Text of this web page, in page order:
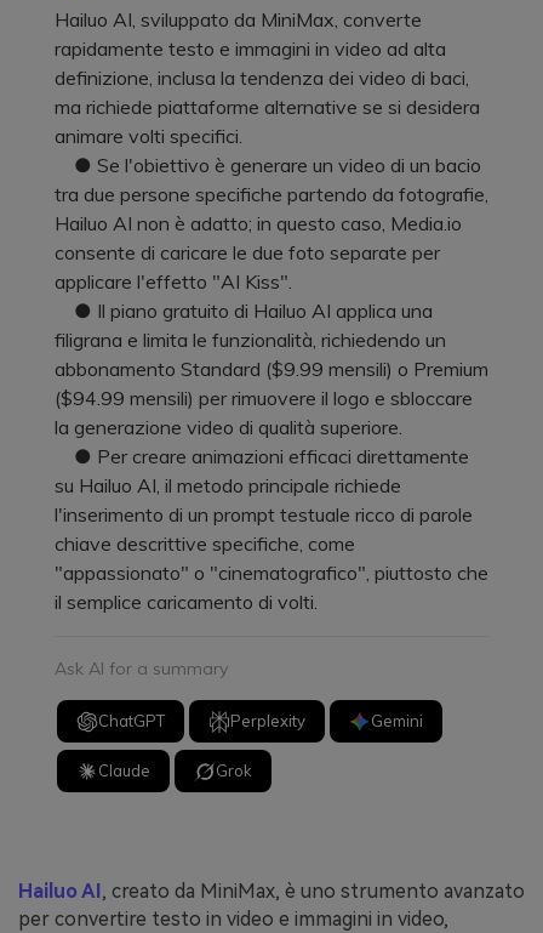
Hailuo AI, sviluppato da MiniMax, converte
rapidamente testo e immagini in video ad alta
definizione, inclusa la tendenza dei video di baci,
ma richiede piattaforme alternative se si desidera
animare volti specifici.
● Se l'obiettivo è generare un video di un bacio
tra due persone specifiche partendo da fotografie,
Hailuo AI non è adatto; in questo caso, Media.io
consente di caricare le due foto separate per
applicare l'effetto "AI Kiss".
● Il piano gratuito di Hailuo AI applica una
filigrana e limita le funzionalità, richiedendo un
abbonamento Standard ($9.99 mensili) o Premium
($94.99 mensili) per rimuovere il logo e sbloccare
la generazione video di qualità superiore.
● Per creare animazioni efficaci direttamente
su Hailuo AI, il metodo principale richiede
l'inserimento di un prompt testuale ricco di parole
chiave descrittive specifiche, come
"appassionato" o "cinematografico", piuttosto che
il semplice caricamento di volti.
Ask AI for a summary
ChatGPT Perplexity Gemini
Claude Grok
Hailuo AI, creato da MiniMax, è uno strumento avanzato
per convertire testo in video e immagini in video,